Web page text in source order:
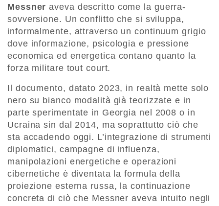
Messneraveva descritto come la guerra-
sovversione. Un conflitto che si sviluppa,
informalmente, attraverso un continuum grigio
dove informazione, psicologia e pressione
economica ed energetica contano quanto la
forza militare tout court.
Il documento, datato 2023, in realtà mette solo
nero su bianco modalità già teorizzate e in
parte sperimentate in Georgia nel 2008 o in
Ucraina sin dal 2014, ma soprattutto ciò che
sta accadendo oggi. L’integrazione di strumenti
diplomatici, campagne di influenza,
manipolazioni energetiche e operazioni
cibernetiche è diventata la formula della
proiezione esterna russa, la continuazione
concreta di ciò che Messner aveva intuito negli